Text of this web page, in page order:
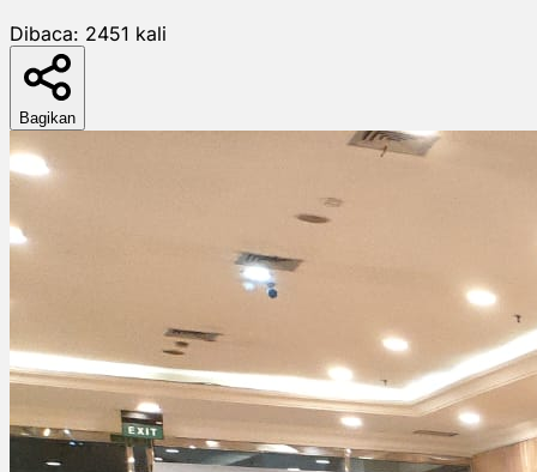
Dibaca: 2451 kali
Bagikan